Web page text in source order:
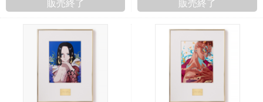
販売終了
販売終了